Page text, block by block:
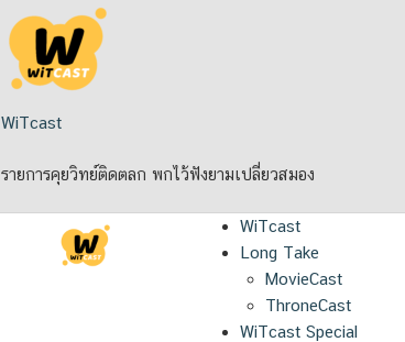
WiTcast
รายการคุยวิทย์ติดตลก พกไว้ฟังยามเปลี่ยวสมอง
WiTcast
Long Take
MovieCast
ThroneCast
WiTcast Special